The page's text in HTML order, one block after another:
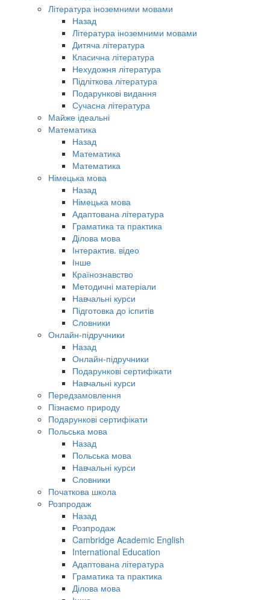
Література іноземними мовами
Назад
Література іноземними мовами
Дитяча література
Класична література
Нехудожня література
Підліткова література
Подарункові видання
Сучасна література
Майже ідеальні
Математика
Назад
Математика
Математика
Німецька мова
Назад
Німецька мова
Адаптована література
Граматика та практика
Ділова мова
Інтерактив. відео
Інше
Країнознавство
Методичні матеріали
Навчальні курси
Підготовка до іспитів
Словники
Онлайн-підручники
Назад
Онлайн-підручники
Подарункові сертифікати
Навчальні курси
Передзамовлення
Пізнаємо природу
Подарункові сертифікати
Польська мова
Назад
Польська мова
Навчальні курси
Словники
Початкова школа
Розпродаж
Назад
Розпродаж
Cambridge Academic English
International Education
Адаптована література
Граматика та практика
Ділова мова